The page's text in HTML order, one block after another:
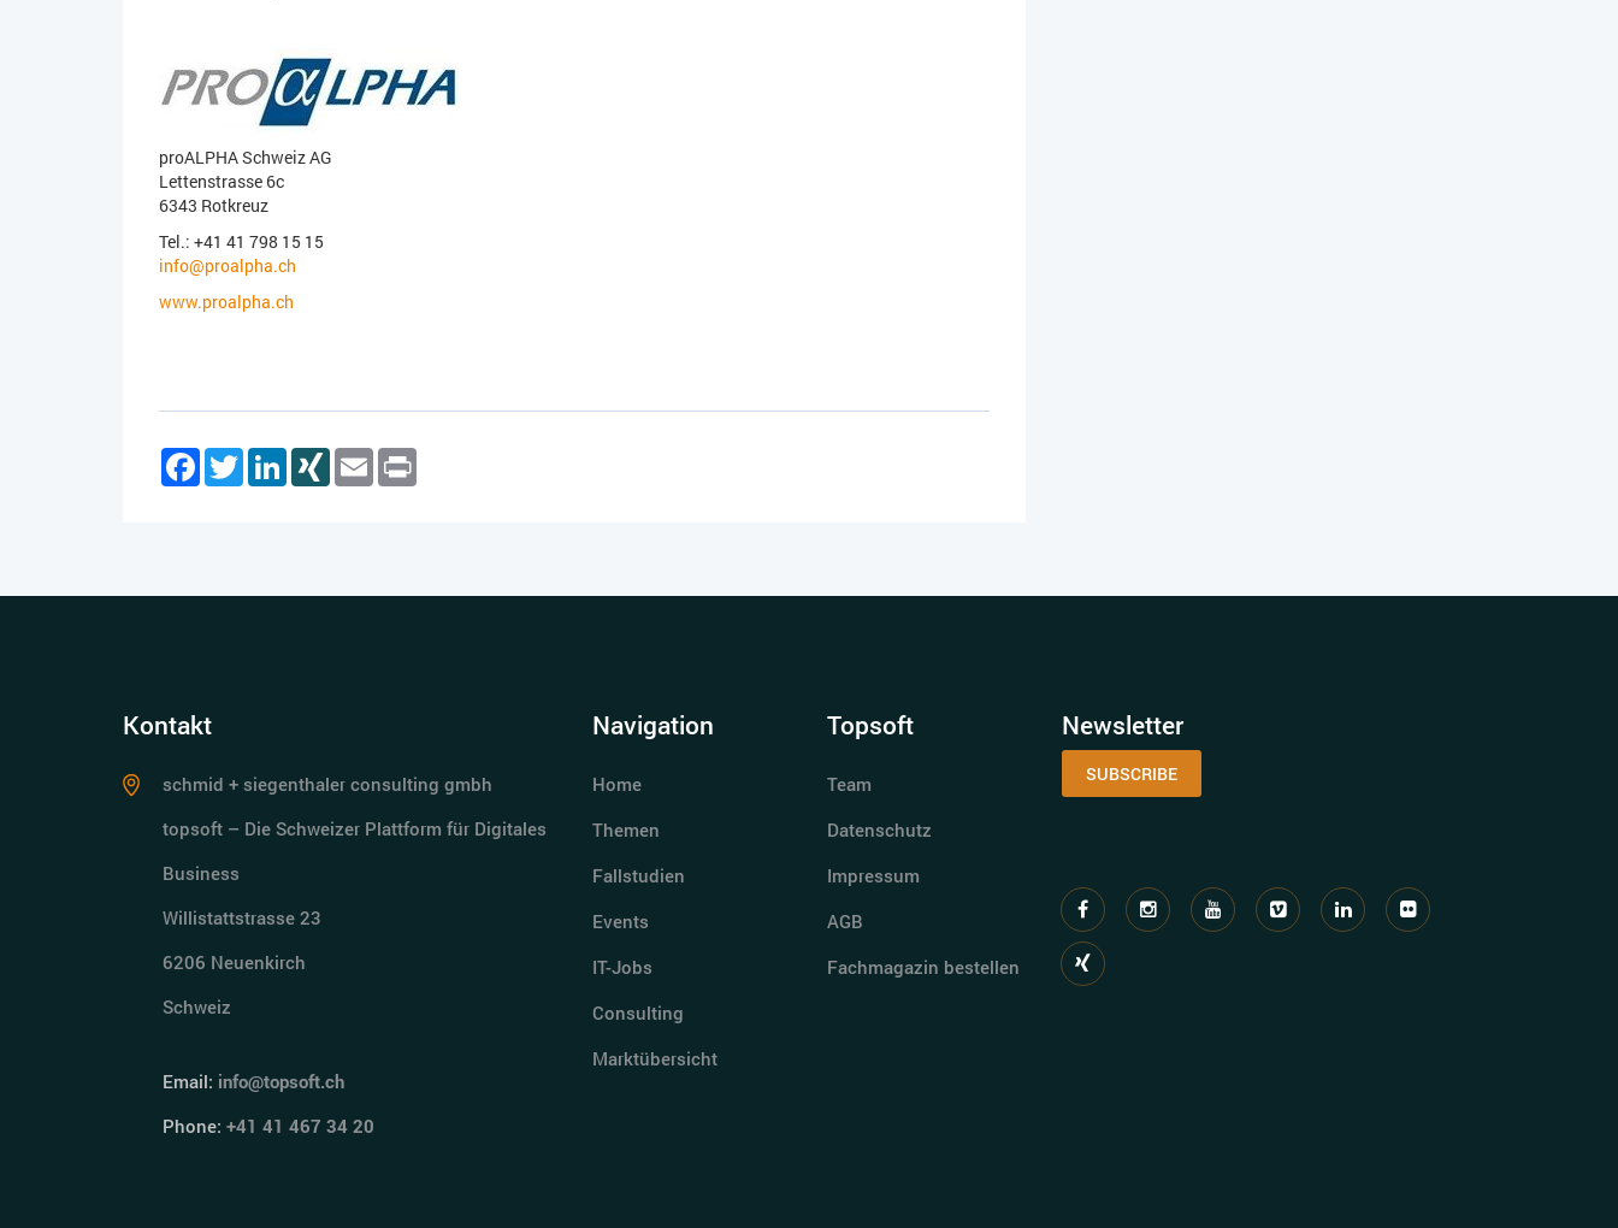
proALPHA Schweiz AG
Lettenstrasse 6c
6343 Rotkreuz
Tel.: +41 41 798 15 15
info@proalpha.ch
www.proalpha.ch
FacebookTwitterLinkedInXING Email
Kontakt
schmid + siegenthaler consulting gmbh
topsoft – Die Schweizer Plattform für Digitales
Business
Willistattstrasse 23
6206 Neuenkirch
Schweiz
Email: info@topsoft.ch
Phone: +41 41 467 34 20
Navigation
Home
Themen
Fallstudien
Events
IT-Jobs
Consulting
Marktübersicht
Topsoft
Team
Datenschutz
Impressum
AGB
Fachmagazin bestellen
Newsletter
SUBSCRIBE